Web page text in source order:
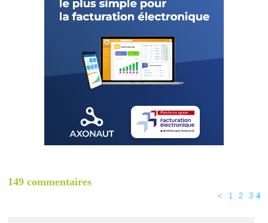
149 commentaires
< 1 2 3 4